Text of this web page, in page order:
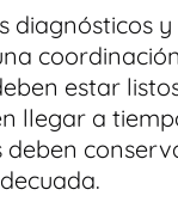
diagnósticos
estar
llegar a